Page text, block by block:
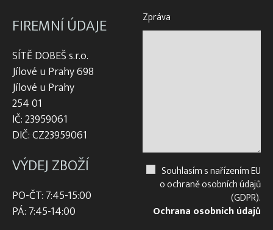
FIREMNÍ ÚDAJE
SÍTĚ DOBEŠ s.r.o.
Jílové u Prahy 698
Jílové u Prahy
254 01
IČ: 23959061
DIČ: CZ23959061
VÝDEJ ZBOŽÍ
PO-ČT: 7:45-15:00
PÁ: 7:45-14:00
Zpráva
Souhlasím s nařízením EU
o ochraně osobních údajů
(GDPR).
Ochrana osobních údajů